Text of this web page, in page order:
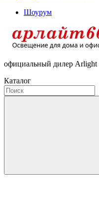
Шоурум
официальный дилер Arlight
Каталог